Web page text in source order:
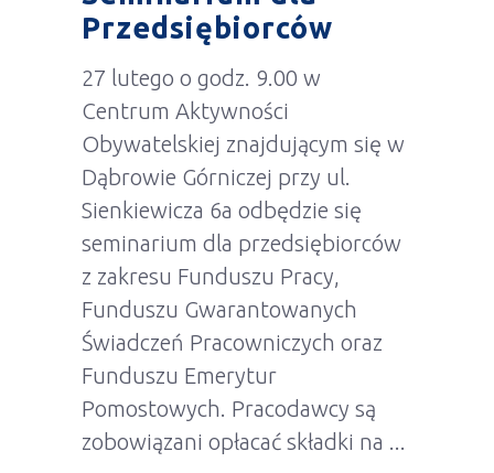
Przedsiębiorców
27 lutego o godz. 9.00 w
Centrum Aktywności
Obywatelskiej znajdującym się w
Dąbrowie Górniczej przy ul.
Sienkiewicza 6a odbędzie się
seminarium dla przedsiębiorców
z zakresu Funduszu Pracy,
Funduszu Gwarantowanych
Świadczeń Pracowniczych oraz
Funduszu Emerytur
Pomostowych. Pracodawcy są
zobowiązani opłacać składki na